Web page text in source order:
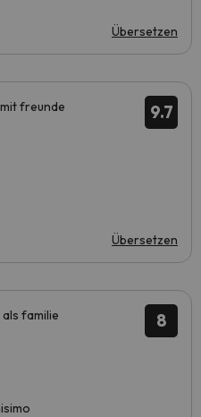
Übersetzen
9.7
freunde
Übersetzen
8
als familie